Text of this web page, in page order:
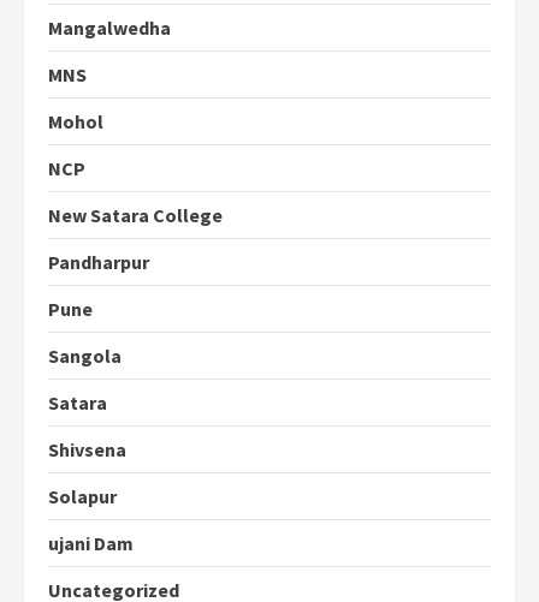
Mangalwedha
MNS
Mohol
NCP
New Satara College
Pandharpur
Pune
Sangola
Satara
Shivsena
Solapur
ujani Dam
Uncategorized